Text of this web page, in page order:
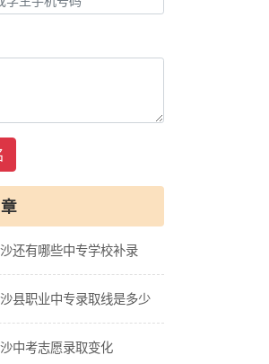
还有哪些中专学校补录
县职业中专录取线是多少
中考志愿录取变化